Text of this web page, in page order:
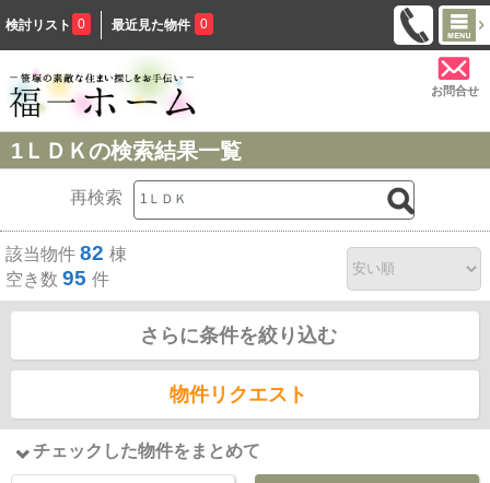
検討リスト 0 最近見た物件 0
お問合せ
1ＬＤＫの検索結果一覧
再検索
該当物件 82 棟
空き数 95 件
さらに条件を絞り込む
物件リクエスト
チェックした物件をまとめて